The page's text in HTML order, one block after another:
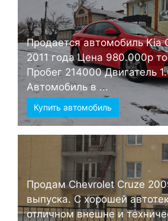
Продается автомобиль Kia
2011 года Цена 980.000р
Пробег 214000 Двигатель
Автомобиль в ...
Купить автомобиль
Продам Chevrolet Cruze
выпуска. С хорошей
отличном внешне и